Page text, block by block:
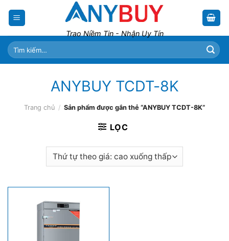
Trao Niềm Tin - Nhận Uy Tín
Tìm
kiếm:
ANYBUY TCDT-8K
Trang chủ / Sản phẩm được gắn thẻ “ANYBUY TCDT-8K”
LỌC